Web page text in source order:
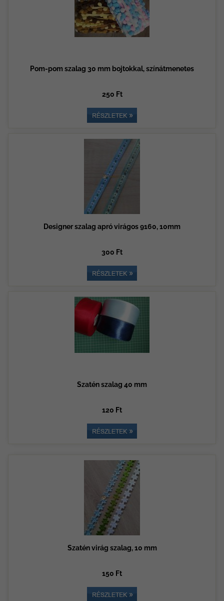
Pom-pom szalag 30 mm bojtokkal, színátmenetes
250 Ft
Designer szalag apró virágos 9160, 10mm
300 Ft
Szatén szalag 40 mm
120 Ft
Szatén virág szalag, 10 mm
150 Ft